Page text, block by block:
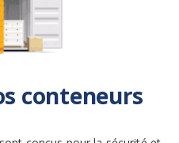
conteneurs